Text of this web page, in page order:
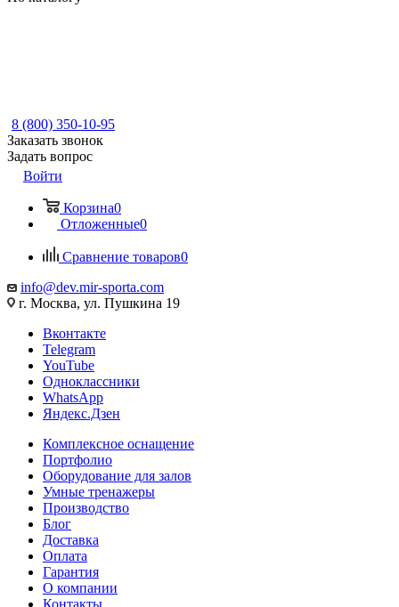
8 (800) 350-10-95
Заказать звонок
Задать вопрос
Войти
Корзина0
Отложенные0
Сравнение товаров0
info@dev.mir-sporta.com
г. Москва, ул. Пушкина 19
Вконтакте
Telegram
YouTube
Одноклассники
WhatsApp
Яндекс.Дзен
Комплексное оснащение
Портфолио
Оборудование для залов
Умные тренажеры
Производство
Блог
Доставка
Оплата
Гарантия
О компании
Контакты